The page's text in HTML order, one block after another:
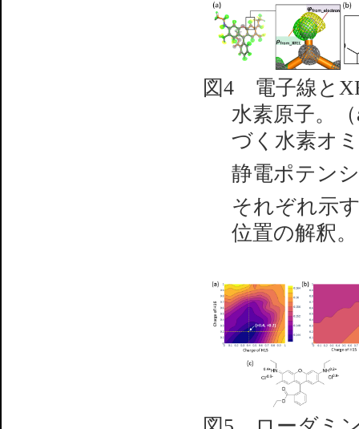
図4 電子線と
水素原子。
づく水素オ
静電ポテン
それぞれ示
位置の解釈。